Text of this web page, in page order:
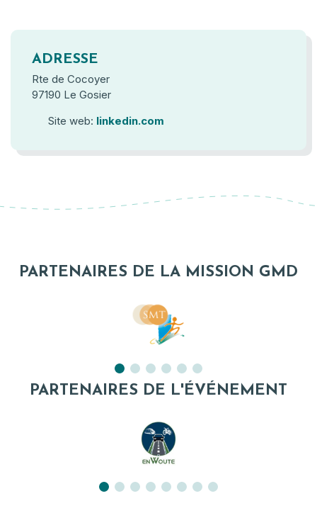
ADRESSE
Rte de Cocoyer
97190 Le Gosier
Site web: linkedin.com
PARTENAIRES DE LA MISSION GMD
PARTENAIRES DE L'ÉVÉNEMENT